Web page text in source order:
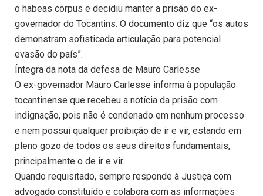
o habeas corpus e decidiu manter a prisão do ex-
governador do Tocantins. O documento diz que “os autos
demonstram sofisticada articulação para potencial
evasão do país”.
Íntegra da nota da defesa de Mauro Carlesse
O ex-governador Mauro Carlesse informa à população
tocantinense que recebeu a notícia da prisão com
indignação, pois não é condenado em nenhum processo
e nem possui qualquer proibição de ir e vir, estando em
pleno gozo de todos os seus direitos fundamentais,
principalmente o de ir e vir.
Quando requisitado, sempre responde à Justiça com
advogado constituído e colabora com as informações